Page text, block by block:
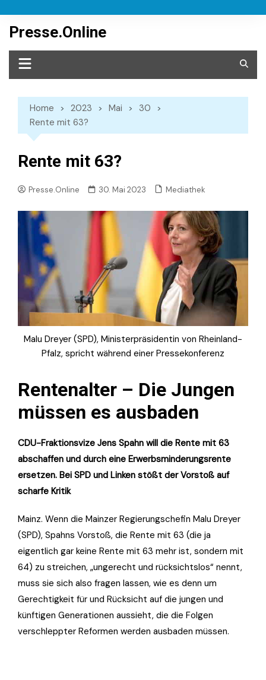
content
Presse.Online
Home 2023 Mai
30
Rente mit 63?
Rente mit 63?
Presse.Online 30. Mai 2023 Mediathek
Malu Dreyer (SPD), Ministerpräsidentin von Rheinland-
Pfalz, spricht während einer Pressekonferenz
Rentenalter – Die Jungen
müssen es ausbaden
CDU-Fraktionsvize Jens Spahn will die Rente mit 63
abschaffen und durch eine Erwerbsminderungsrente
ersetzen. Bei SPD und Linken stößt der Vorstoß auf
scharfe Kritik
Mainz. Wenn die Mainzer Regierungschefin Malu Dreyer
(SPD), Spahns Vorstoß, die Rente mit 63 (die ja
eigentlich gar keine Rente mit 63 mehr ist, sondern mit
64) zu streichen, „ungerecht und rücksichtslos“ nennt,
muss sie sich also fragen lassen, wie es denn um
Gerechtigkeit für und Rücksicht auf die jungen und
künftigen Generationen aussieht, die die Folgen
verschleppter Reformen werden ausbaden müssen.